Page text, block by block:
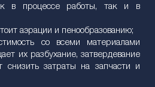
в процессе работы, так и в
аэрации и пенообразованию;
со всеми материалами
их разбухание, затвердевание
снизить затраты на запчасти и